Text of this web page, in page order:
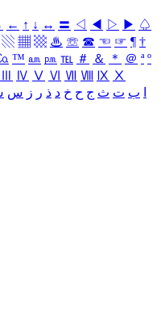
← ↑ ↓ ↔ 〓 ◁ ◀ ▷ ▶ ♤
▧ ▦ ▩ ♨ ☏ ☎ ☜ ☞ ¶ †
™ ㏂ ㏘ ℡ ＃ ＆ ＊ ＠ ª º
Ⅳ Ⅴ Ⅵ Ⅶ Ⅷ Ⅸ Ⅹ
ب ت ث ج ح خ د ذ ر ز س